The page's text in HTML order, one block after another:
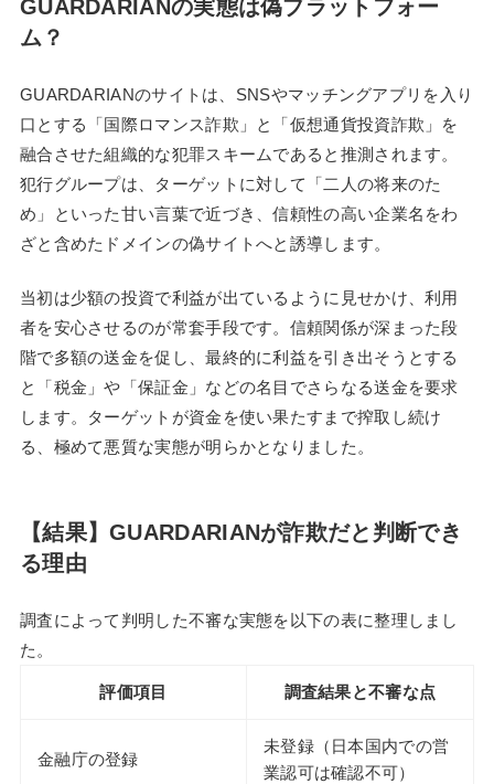
GUARDARIANの実態は偽プラットフォー
ム？
GUARDARIANのサイトは、SNSやマッチングアプリを入り
口とする「国際ロマンス詐欺」と「仮想通貨投資詐欺」を
融合させた組織的な犯罪スキームであると推測されます。
犯行グループは、ターゲットに対して「二人の将来のた
め」といった甘い言葉で近づき、信頼性の高い企業名をわ
ざと含めたドメインの偽サイトへと誘導します。
当初は少額の投資で利益が出ているように見せかけ、利用
者を安心させるのが常套手段です。信頼関係が深まった段
階で多額の送金を促し、最終的に利益を引き出そうとする
と「税金」や「保証金」などの名目でさらなる送金を要求
します。ターゲットが資金を使い果たすまで搾取し続け
る、極めて悪質な実態が明らかとなりました。
【結果】GUARDARIANが詐欺だと判断でき
る理由
調査によって判明した不審な実態を以下の表に整理しまし
た。
評価項目 調査結果と不審な点
金融庁の登録
未登録（日本国内での営
業認可は確認不可）